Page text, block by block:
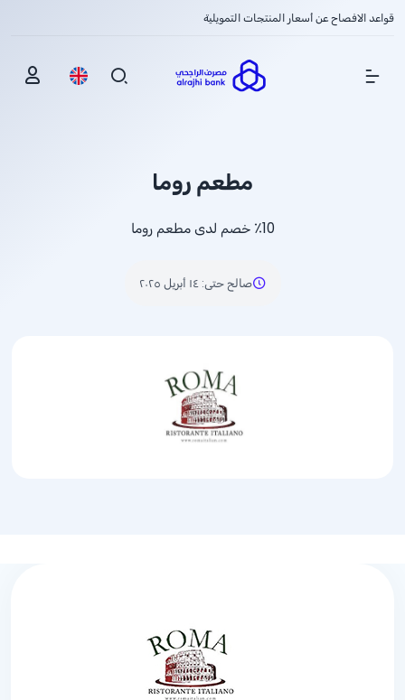
قواعد الافصاح عن أسعار المنتجات التمويلية
Show Menu
مطعم روما
٪10 خصم لدى مطعم روما
صالح حتى: ١٤ أبريل ٢٠٢٥